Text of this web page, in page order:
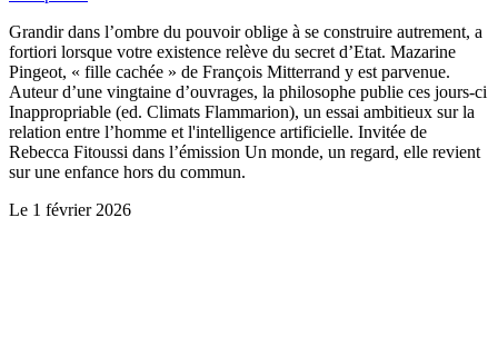
Grandir dans l’ombre du pouvoir oblige à se construire autrement, a
fortiori lorsque votre existence relève du secret d’Etat. Mazarine
Pingeot, « fille cachée » de François Mitterrand y est parvenue.
Auteur d’une vingtaine d’ouvrages, la philosophe publie ces jours-ci
Inappropriable (ed. Climats Flammarion), un essai ambitieux sur la
relation entre l’homme et l'intelligence artificielle. Invitée de
Rebecca Fitoussi dans l’émission Un monde, un regard, elle revient
sur une enfance hors du commun.
Le 1 février 2026